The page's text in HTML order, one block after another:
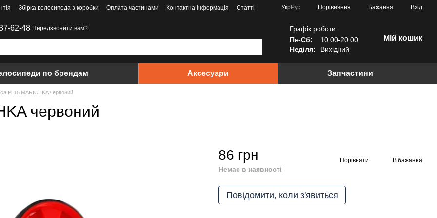
Збірка велосипеда з коробки Оплата частинами Контактна інформація
Статті
УкрРус Порівняння Бажання Вхід
62-48 Передзвонити вам?
Графік роботи:
Пн-Сб:
10:00-20:00
Неділя:
Вихідний
Мій кошик
по брендам Аксесуари Запчастини
Pl 16 MARICHKA червоний
червоний
86 грн
Немає в наявності
Порівняти В бажання
Повідомити, коли з'явиться